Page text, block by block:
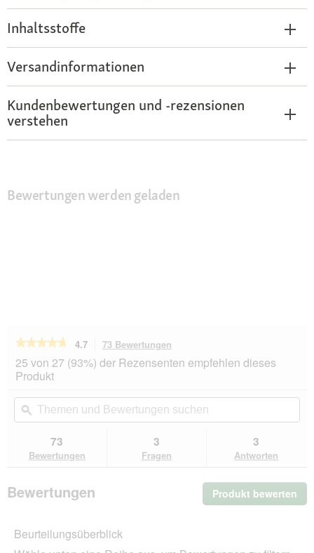
Inhaltsstoffe
Versandinformationen
Kundenbewertungen und -rezensionen
verstehen
Bewertungen werden geladen
★★★★★
★★★★★
von
5
lesen
für
Best
Meat
Adult,
Kaninchen
4.7 73 Bewertungen
Aktion
du
zu
den
25 von 27 (93%) der Rezensenten empfehlen dieses
Produkt
Themen
und
Bewertungen
ϙ
73
Bewertungen
3
Fragen
3
Antworten
Bewertungen Produkt bewerten
Mit
Beurteilungsüberblick